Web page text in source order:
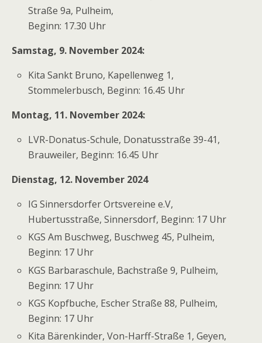
Straße 9a, Pulheim,
Beginn: 17.30 Uhr
Samstag, 9. November 2024:
Kita Sankt Bruno, Kapellenweg 1,
Stommelerbusch, Beginn: 16.45 Uhr
Montag, 11. November 2024:
LVR-Donatus-Schule, Donatusstraße 39-41,
Brauweiler, Beginn: 16.45 Uhr
Dienstag, 12. November 2024
IG Sinnersdorfer Ortsvereine e.V,
Hubertusstraße, Sinnersdorf, Beginn: 17 Uhr
KGS Am Buschweg, Buschweg 45, Pulheim,
Beginn: 17 Uhr
KGS Barbaraschule, Bachstraße 9, Pulheim,
Beginn: 17 Uhr
KGS Kopfbuche, Escher Straße 88, Pulheim,
Beginn: 17 Uhr
Kita Bärenkinder, Von-Harff-Straße 1, Geyen,